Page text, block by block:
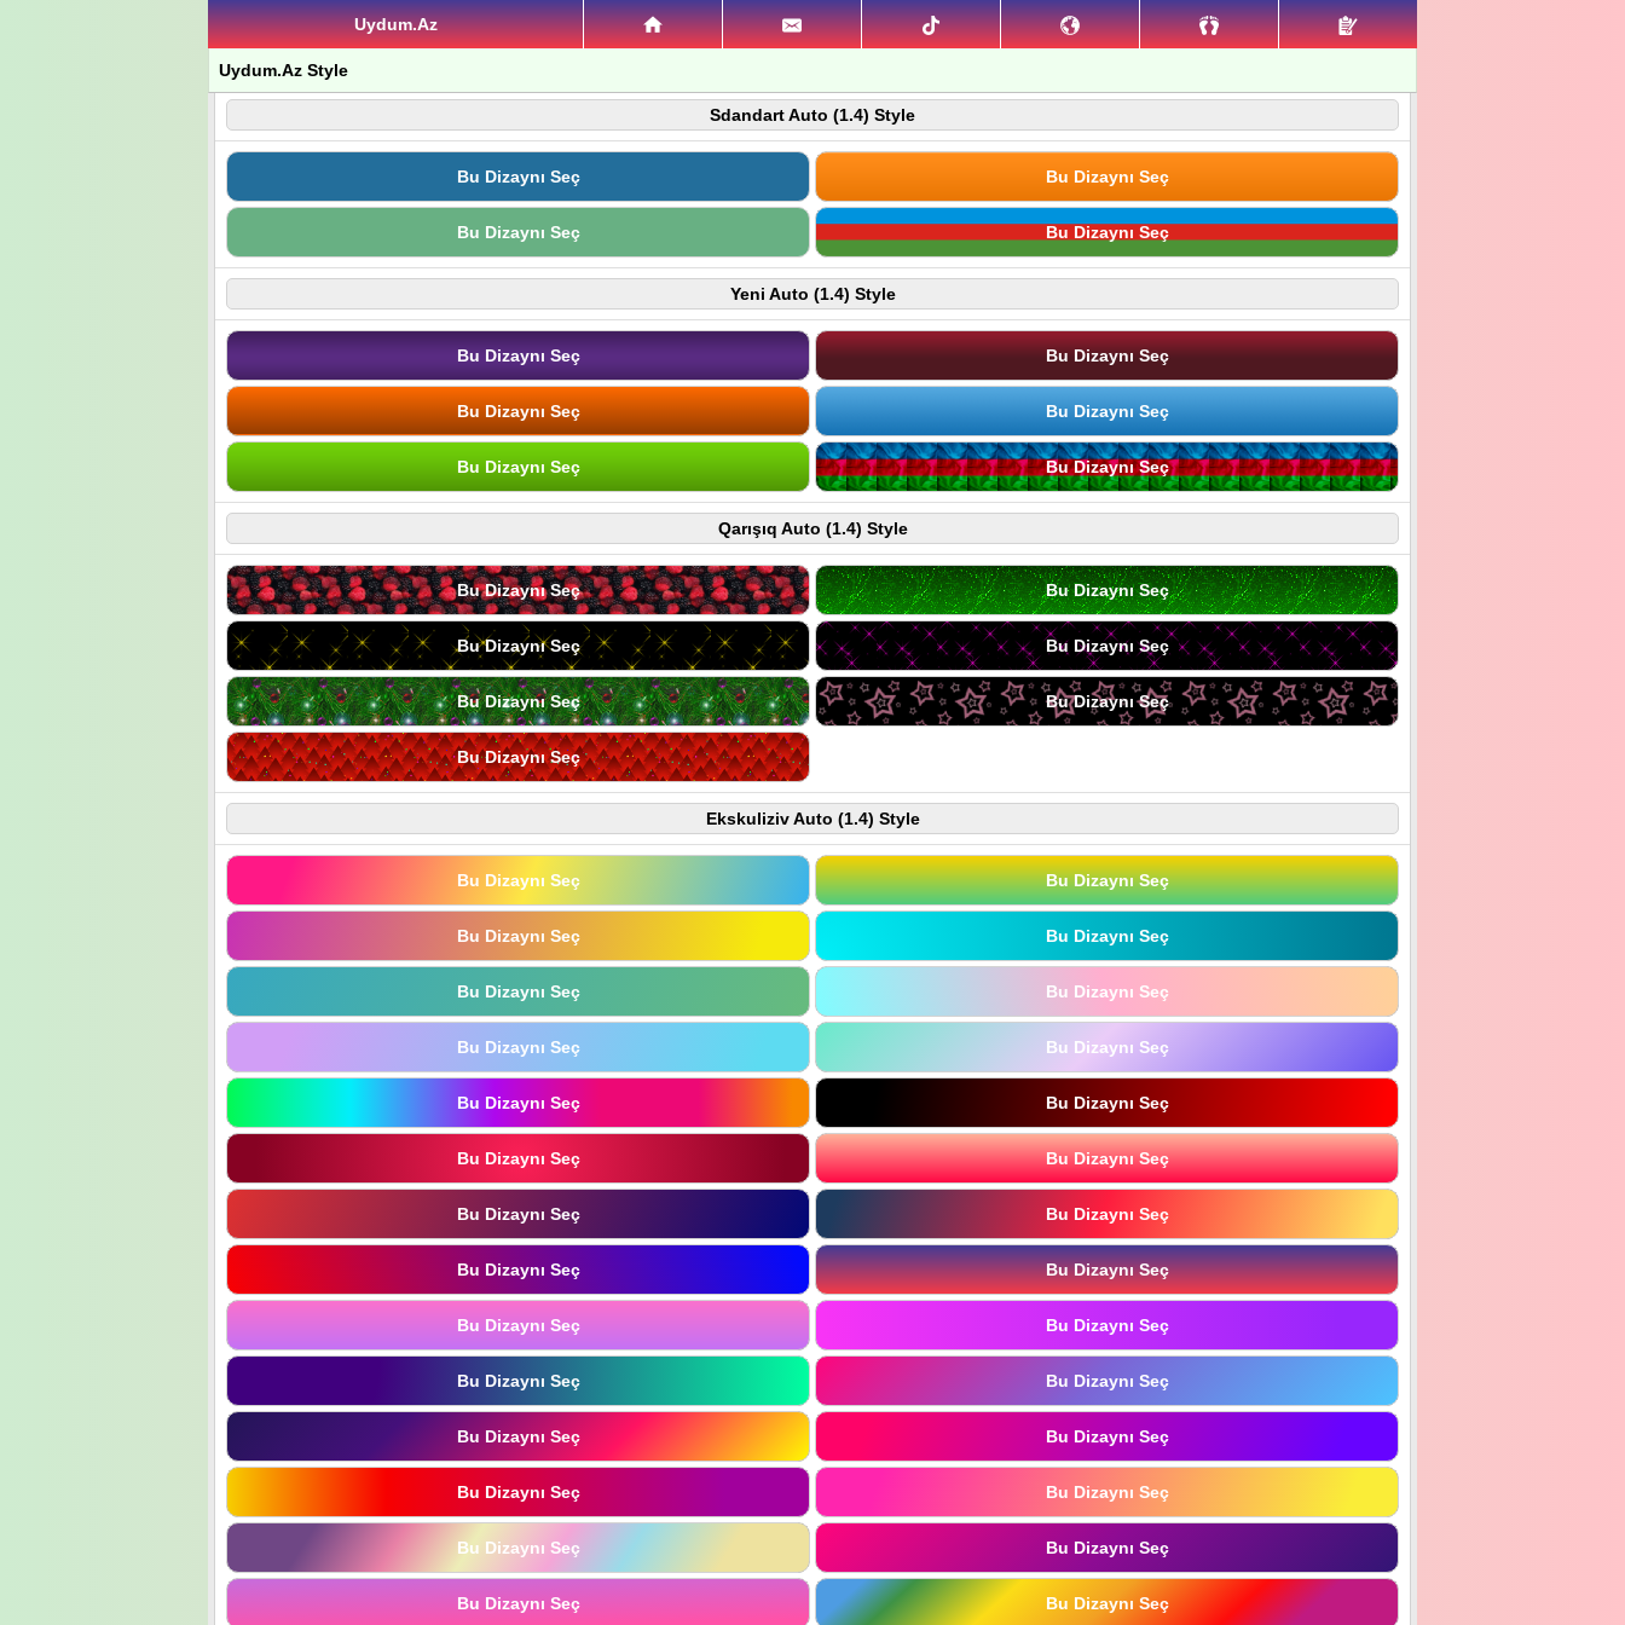
Uydum.Az
Uydum.Az Style
Sdandart Auto (1.4) Style
Bu Dizaynı Seç Bu Dizaynı Seç
Bu Dizaynı Seç Bu Dizaynı Seç
Yeni Auto (1.4) Style
Bu Dizaynı Seç Bu Dizaynı Seç
Bu Dizaynı Seç Bu Dizaynı Seç
Bu Dizaynı Seç Bu Dizaynı Seç
Qarışıq Auto (1.4) Style
Bu Dizaynı Seç Bu Dizaynı Seç
Bu Dizaynı Seç Bu Dizaynı Seç
Bu Dizaynı Seç Bu Dizaynı Seç
Bu Dizaynı Seç
Ekskuliziv Auto (1.4) Style
Bu Dizaynı Seç Bu Dizaynı Seç
Bu Dizaynı Seç Bu Dizaynı Seç
Bu Dizaynı Seç Bu Dizaynı Seç
Bu Dizaynı Seç Bu Dizaynı Seç
Bu Dizaynı Seç Bu Dizaynı Seç
Bu Dizaynı Seç Bu Dizaynı Seç
Bu Dizaynı Seç Bu Dizaynı Seç
Bu Dizaynı Seç Bu Dizaynı Seç
Bu Dizaynı Seç Bu Dizaynı Seç
Bu Dizaynı Seç Bu Dizaynı Seç
Bu Dizaynı Seç Bu Dizaynı Seç
Bu Dizaynı Seç Bu Dizaynı Seç
Bu Dizaynı Seç Bu Dizaynı Seç
Bu Dizaynı Seç Bu Dizaynı Seç